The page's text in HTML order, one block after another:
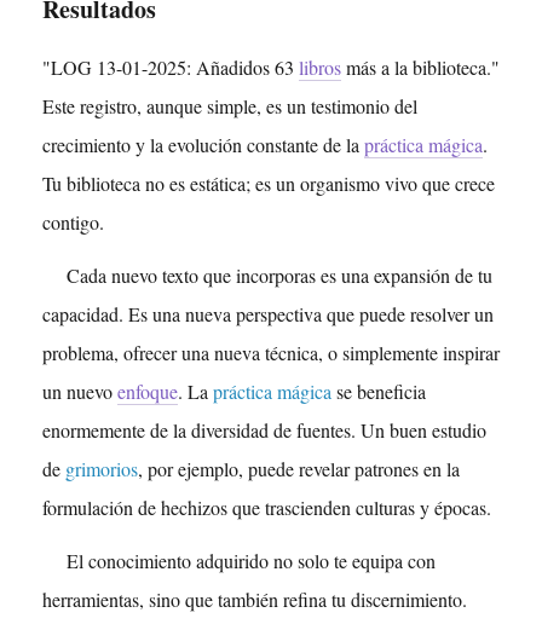
Resultados
"LOG 13-01-2025: Añadidos 63 librosmás a la biblioteca."
Este registro, aunque simple, es un testimonio del
crecimiento y la evolución constante de la práctica mágica.
Tu biblioteca no es estática; es un organismo vivo que crece
contigo.
Cada nuevo texto que incorporas es una expansión de tu
capacidad. Es una nueva perspectiva que puede resolver un
problema, ofrecer una nueva técnica, o simplemente inspirar
un nuevoenfoque. La práctica mágica se beneficia
enormemente de la diversidad de fuentes. Un buen estudio
de grimorios, por ejemplo, puede revelar patrones en la
formulación de hechizos que trascienden culturas y épocas.
El conocimiento adquirido no solo te equipa con
herramientas, sino que también refina tu discernimiento.